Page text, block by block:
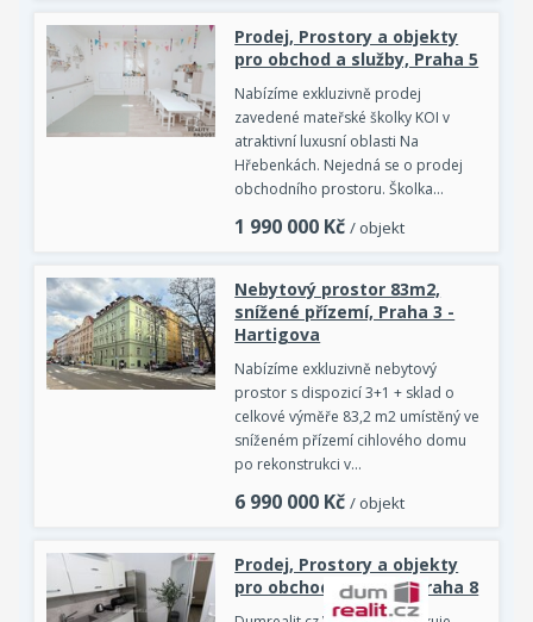
Prodej, Prostory a objekty
pro obchod a služby, Praha 5
Nabízíme exkluzivně prodej
zavedené mateřské školky KOI v
atraktivní luxusní oblasti Na
Hřebenkách. Nejedná se o prodej
obchodního prostoru. Školka…
1 990 000 Kč / objekt
Nebytový prostor 83m2,
snížené přízemí, Praha 3 -
Hartigova
Nabízíme exkluzivně nebytový
prostor s dispozicí 3+1 + sklad o
celkové výměře 83,2 m2 umístěný ve
sníženém přízemí cihlového domu
po rekonstrukci v…
6 990 000 Kč / objekt
Prodej, Prostory a objekty
pro obchod a služby, Praha 8